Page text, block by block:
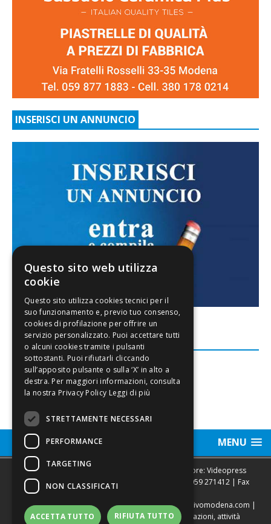
INSERISCI UN ANNUNCIO
FACEBOOK
MENU
Sede legale, Redazione, pubblicità e annunci Editore: Videopress
Modena S.r.l. via Emilia Est, 402/6 - Modena | Tel.
059 271412 | Fax
Direttore Resp. Giovanni Botti | email:redazione@vivomodena.com |
www.vivomodena.it | Diffusione gratuita in abitazioni, attività
Questo sito web utilizza
cookie
Leggi di più
STRETTAMENTE NECESSARI
PERFORMANCE
TARGETING
NON CLASSIFICATI
ACCETTA TUTTO RIFIUTA TUTTO